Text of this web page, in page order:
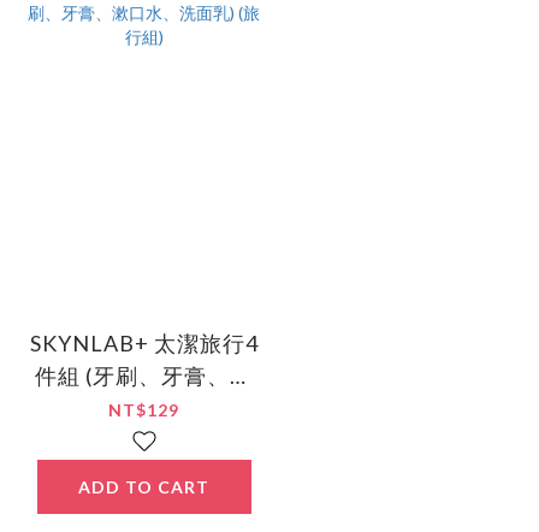
SKYNLAB+ 太潔旅行4
件組 (牙刷、牙膏、漱
口水、洗面乳) (旅行
組)
NT$129
ADD TO CART